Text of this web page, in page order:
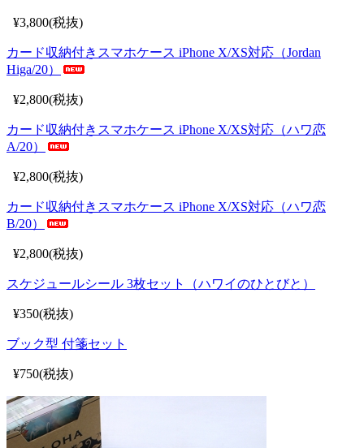
¥3,800(税抜)
カード収納付きスマホケース iPhone X/XS対応（Jordan
Higa/20）
¥2,800(税抜)
カード収納付きスマホケース iPhone X/XS対応（ハワ恋
A/20）
¥2,800(税抜)
カード収納付きスマホケース iPhone X/XS対応（ハワ恋
B/20）
¥2,800(税抜)
スケジュールシール 3枚セット（ハワイのひとびと）
¥350(税抜)
ブック型 付箋セット
¥750(税抜)